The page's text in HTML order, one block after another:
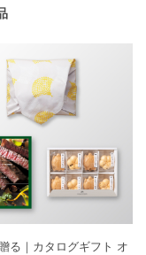
る｜カタログギフト オ